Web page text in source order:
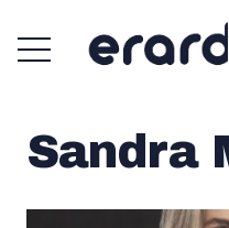
Sandra